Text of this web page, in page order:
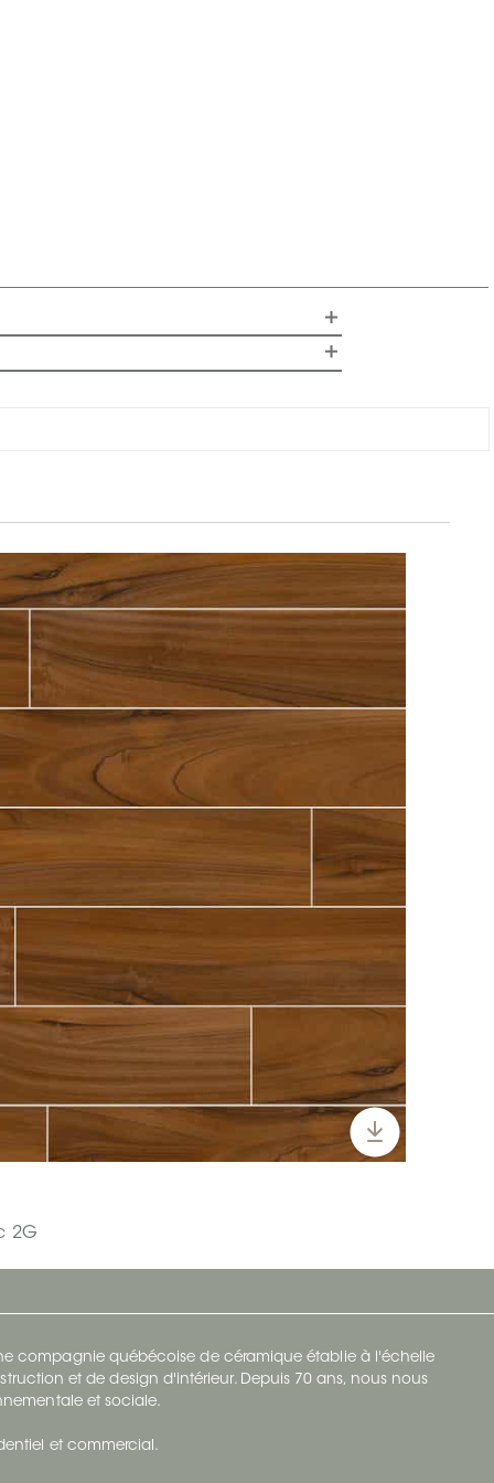
2G
compagnie québécoise de céramique établie à l'échelle
et de design d'intérieur. Depuis 70 ans, nous nous
et sociale.
et commercial.